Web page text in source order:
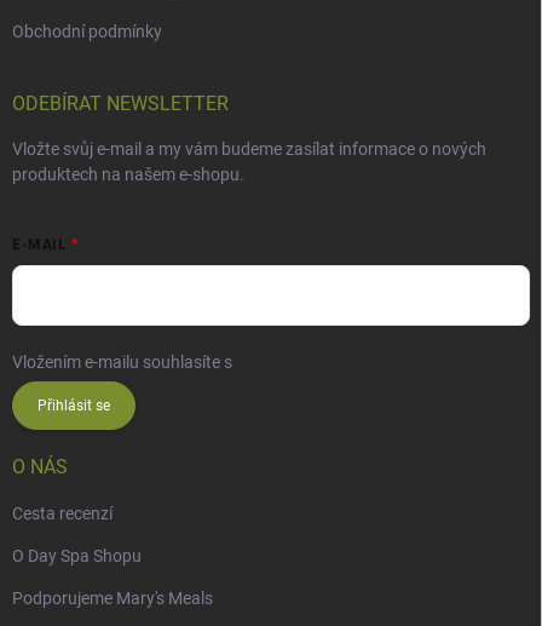
Obchodní podmínky
ODEBÍRAT NEWSLETTER
Vložte svůj e-mail a my vám budeme zasílat informace o nových
produktech na našem e-shopu.
E-MAIL
Vložením e-mailu souhlasíte s
Přihlásit se
O NÁS
Cesta recenzí
O Day Spa Shopu
Podporujeme Mary's Meals